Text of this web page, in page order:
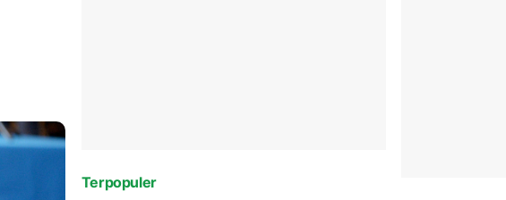
Terpopuler